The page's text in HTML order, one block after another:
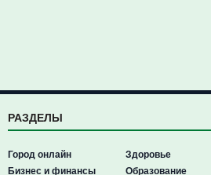
РАЗДЕЛЫ
Город онлайн
Бизнес и финансы
Здоровье
Образование